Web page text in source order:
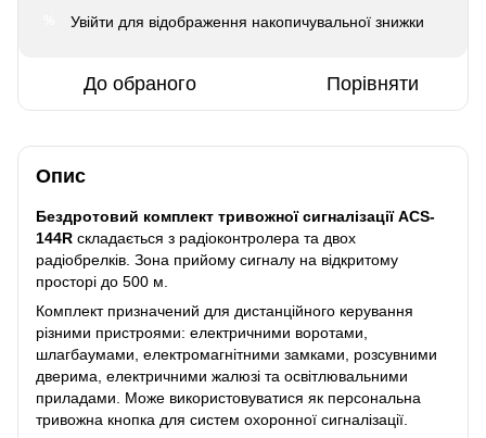
Увійти для відображення накопичувальної знижки
До обраного Порівняти
Опис
Бездротовий комплект тривожної сигналізації ACS-
144R складається з радіоконтролера та двох
радіобрелків. Зона прийому сигналу на відкритому
просторі до 500 м.
Комплект призначений для дистанційного керування
різними пристроями: електричними воротами,
шлагбаумами, електромагнітними замками, розсувними
дверима, електричними жалюзі та освітлювальними
приладами. Може використовуватися як персональна
тривожна кнопка для систем охоронної сигналізації.